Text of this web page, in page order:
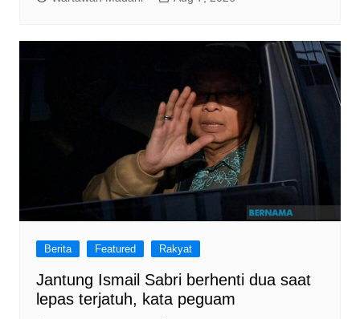
Berita Featured Rakyat
Jantung Ismail Sabri berhenti dua saat
lepas terjatuh, kata peguam